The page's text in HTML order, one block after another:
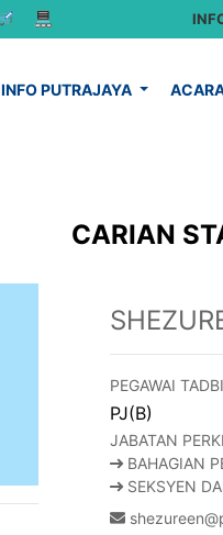
INFO PUTRAJAYA
CARIAN
PEGAWAI
PJ(B)
JABATAN
BAHAGIAN
SEKSYEN